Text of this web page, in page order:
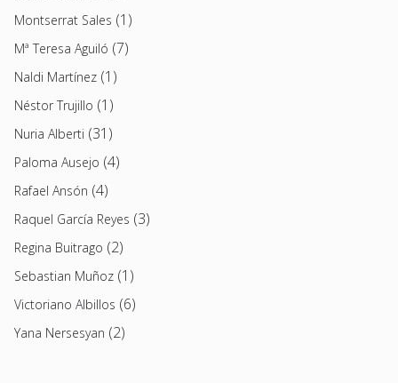
Montserrat Sales (1)
Mª Teresa Aguiló (7)
Naldi Martínez (1)
Néstor Trujillo (1)
Nuria Alberti (31)
Paloma Ausejo (4)
Rafael Ansón (4)
Raquel García Reyes (3)
Regina Buitrago (2)
Sebastian Muñoz (1)
Victoriano Albillos (6)
Yana Nersesyan (2)